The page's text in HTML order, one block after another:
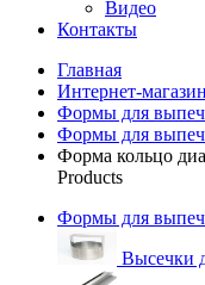
Видео
Контакты
Главная
Интернет-магазин
Формы для
Формы для
Форма кольцо
Products
Формы для
Высечки